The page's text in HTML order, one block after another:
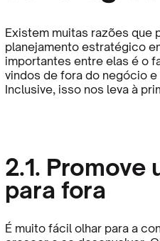
Existem muitas razões que
planejamento estratégico
importantes entre elas é o
vindos de fora do negócio
Inclusive, isso nos leva à
2.1. Promove
para fora
É muito fácil olhar para a